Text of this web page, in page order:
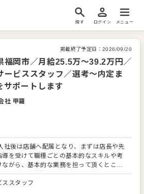
探す ログイン メニュー
掲載終了予定日： 2026/09/20
福岡市／月給25.5万～39.2万円／
ービススタッフ／選考～内定ま
サポートします
社 甲羅
社後は店舗へ配属となり、まずは店長や先
導を受けて職種ごとの基本的なスキルや考
ながら、基本的な業務を担って頂くところ
す。 その後は、自力で担える業務範囲を広
入ってくるパートやアルバイトの方々や
ススタッフ